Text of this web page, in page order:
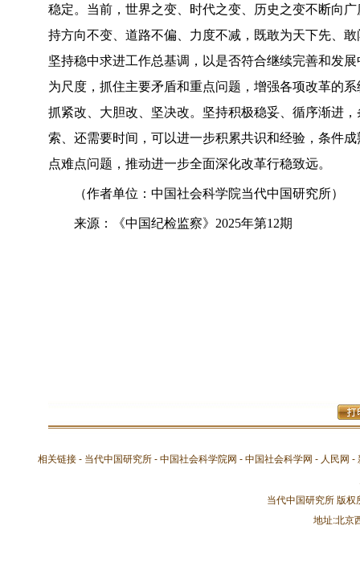
稳定。当前，世界之变、时代之变、历史之变不断向
持方向不变、道路不偏、力度不减，既敢为天下先、
坚持稳中求进工作总基调，以是否符合继续完善和发
为尺度，抓住主要矛盾和重点问题，增强各项改革的
抓紧改、大胆改、坚决改。坚持积极稳妥、循序渐进
索、还需要时间，可以进一步积累共识和经验，条件
点难点问题，推动进一步全面深化改革行稳致远。
（作者单位：中国社会科学院当代中国研究所）
来源：《中国纪检监察》2025年第12期
相关链接 - 当代中国研究所 -中国社会科学院网 -中国社会科学网 - 人民网 -
当代中国研究所 版
地址:北京